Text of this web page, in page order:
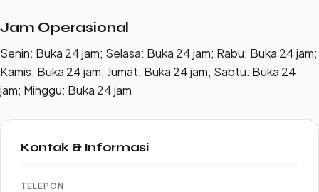
Jam Operasional
Senin: Buka 24 jam; Selasa: Buka 24 jam; Rabu: Buka 24 jam;
Kamis: Buka 24 jam; Jumat: Buka 24 jam; Sabtu: Buka 24
jam; Minggu: Buka 24 jam
Kontak & Informasi
TELEPON